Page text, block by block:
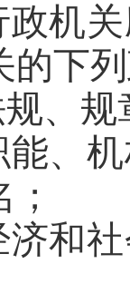
机关
的下
规、
能、
济和